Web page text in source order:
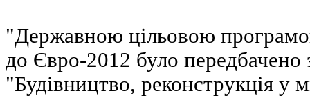
"Державною цільовою
до Євро-2012 було передбачено
"Будівництво, реконструкція у